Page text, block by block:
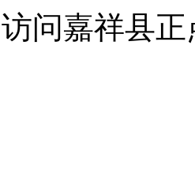
问嘉祥县